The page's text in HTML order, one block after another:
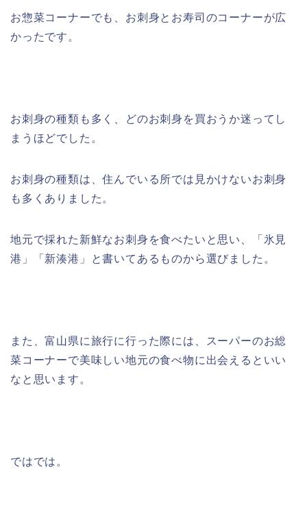
お惣菜コーナーでも、お刺身とお寿司のコーナーが広
かったです。
お刺身の種類も多く、どのお刺身を買おうか迷ってし
まうほどでした。
お刺身の種類は、住んでいる所では見かけないお刺身
も多くありました。
地元で採れた新鮮なお刺身を食べたいと思い、「氷見
港」「新湊港」と書いてあるものから選びました。
また、富山県に旅行に行った際には、スーパーのお総
菜コーナーで美味しい地元の食べ物に出会えるといい
なと思います。
ではでは。